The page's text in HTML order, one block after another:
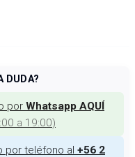
DUDA?
por Whatsapp AQUÍ
a 19:00)
por teléfono al +56 2